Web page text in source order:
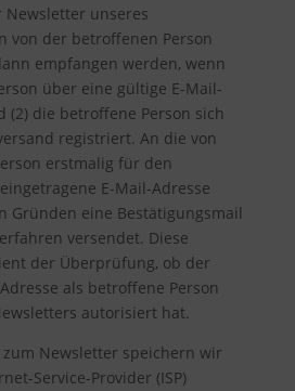
Newsletter unseres
von der betroffenen Person
empfangen werden, wenn
über eine gültige E-Mail-
(2) die betroffene Person sich
registriert. An die von
erstmalig für den
E-Mail-Adresse
Gründen eine Bestätigungsmail
versendet. Diese
der Überprüfung, ob der
als betroffene Person
autorisiert hat.
Newsletter speichern wir
Service-Provider (ISP)